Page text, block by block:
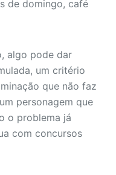
de domingo, café
algo pode dar
um critério
que não faz
personagem que
o problema já
com concursos